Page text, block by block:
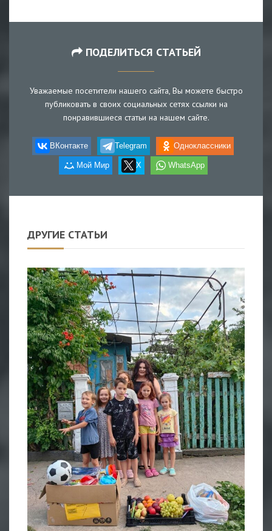
ПОДЕЛИТЬСЯ СТАТЬЕЙ
Уважаемые посетители нашего сайта, Вы можете быстро
публиковать в своих социальных сетях ссылки на
понравившиеся статьи на нашем сайте.
ВКонтакте Telegram Одноклассники
Мой Мир X WhatsApp
ДРУГИЕ СТАТЬИ